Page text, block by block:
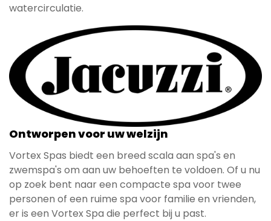
watercirculatie.
Ontworpen voor uw welzijn
Vortex Spas biedt een breed scala aan spa's en
zwemspa's om aan uw behoeften te voldoen. Of u nu
op zoek bent naar een compacte spa voor twee
personen of een ruime spa voor familie en vrienden,
er is een Vortex Spa die perfect bij u past.